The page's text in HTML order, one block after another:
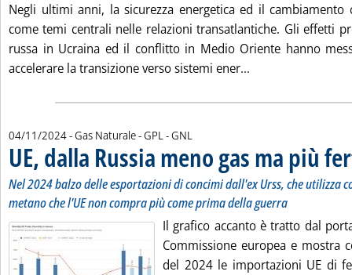
Negli ultimi anni, la sicurezza energetica ed il cambiamento
come temi centrali nelle relazioni transatlantiche. Gli effetti
russa in Ucraina ed il conflitto in Medio Oriente hanno
accelerare la transizione verso sistemi ener...
04/11/2024- Gas Naturale - GPL - GNL
UE, dalla Russia meno gas ma più
Nel 2024 balzo delle esportazioni di concimi dall'ex Urss, che utilizza
metano che l'UE non compra più come prima della guerra
Il grafico accanto è tratto dal
Commissione europea e mostra
del 2024 le importazioni UE di